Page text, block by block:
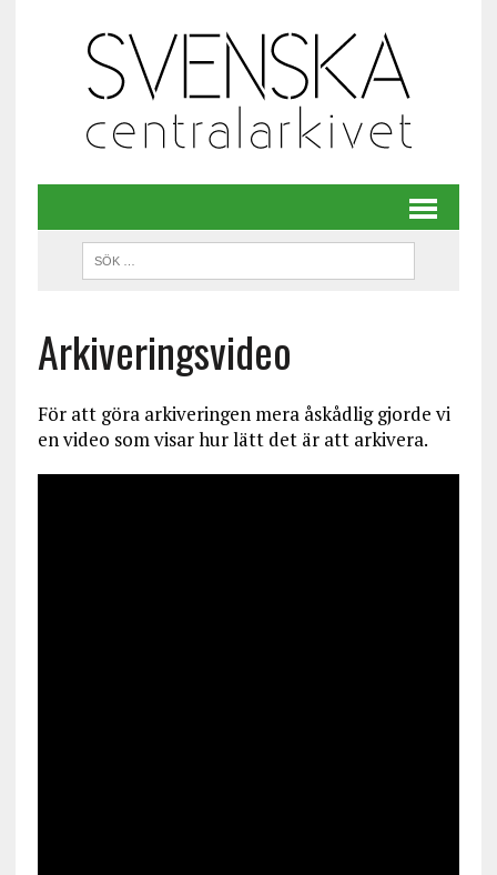
Arkiveringsvideo
För att göra arkiveringen mera åskådlig gjorde vi
en video som visar hur lätt det är att arkivera.